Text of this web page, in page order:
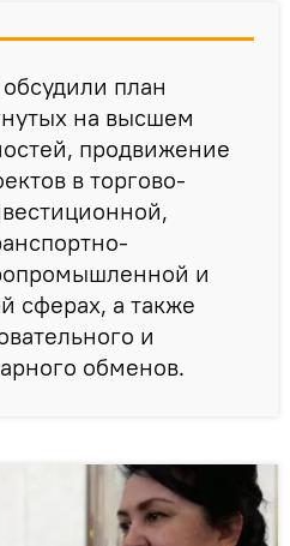
план
на высшем
продвижение
в торгово-
и
сферах, а также
и
обменов.